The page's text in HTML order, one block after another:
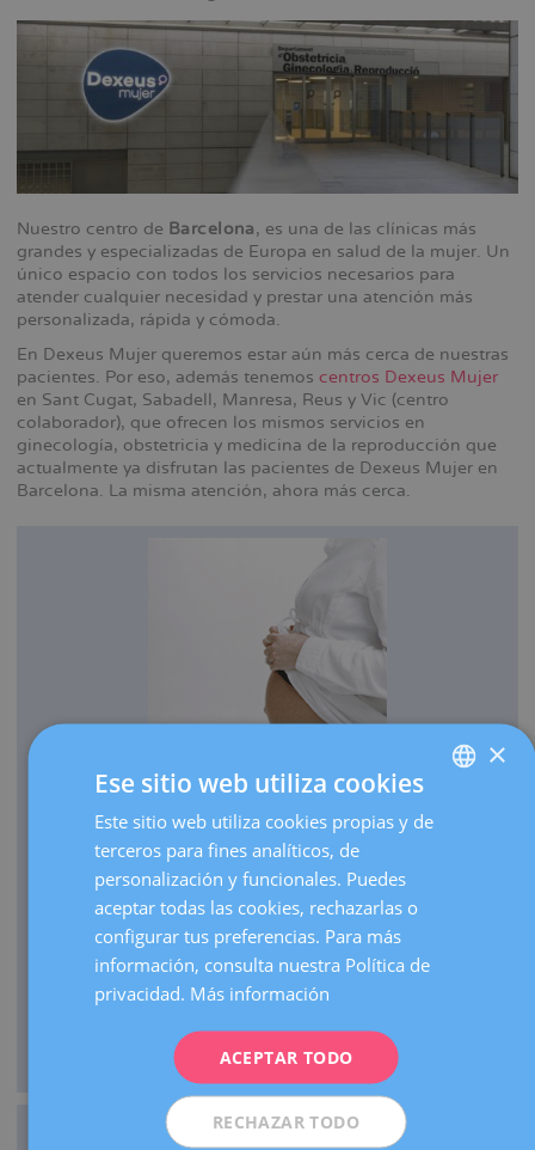
Nuestro centro de Barcelona, es una de las clínicas más
grandes y especializadas de Europa en salud de la mujer. Un
único espacio con todos los servicios necesarios para
atender cualquier necesidad y prestar una atención más
personalizada, rápida y cómoda.
En Dexeus Mujer queremos estar aún más cerca de nuestras
pacientes. Por eso, además tenemos centros Dexeus Mujer
en Sant Cugat, Sabadell, Manresa, Reus y Vic (centro
colaborador), que ofrecen los mismos servicios en
ginecología, obstetricia y medicina de la reproducción que
actualmente ya disfrutan las pacientes de Dexeus Mujer en
Barcelona. La misma atención, ahora más cerca.
Cada año traemos al mundo más de 3.000 bebés.
Realizamos más de 30.000 ecografías de embarazo al
Como centro de referencia, hacemos más de 3.000
visitas de embarazos de alto riesgo al año.
Contamos con una UCI Neonatal de nivel III que atiende
SPANISH
×
Ese sitio web utiliza cookies
Este sitio web utiliza cookies propias y de
terceros para fines analíticos, de
personalización y funcionales. Puedes
aceptar todas las cookies, rechazarlas o
configurar tus preferencias. Para más
información, consulta nuestra Política de
privacidad. Más información
ACEPTAR TODO
RECHAZAR TODO